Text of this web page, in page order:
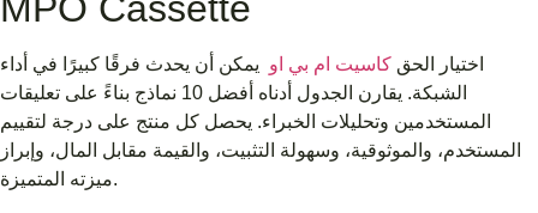
اختيار الحق كاسيت ام بي او يمكن أن يحدث فرقًا كبيرًا في أداء
الشبكة. يقارن الجدول أدناه أفضل 10 نماذج بناءً على تعليقات
المستخدمين وتحليلات الخبراء. يحصل كل منتج على درجة لتقييم
المستخدم، والموثوقية، وسهولة التثبيت، والقيمة مقابل المال، وإبراز
ميزته المتميزة.